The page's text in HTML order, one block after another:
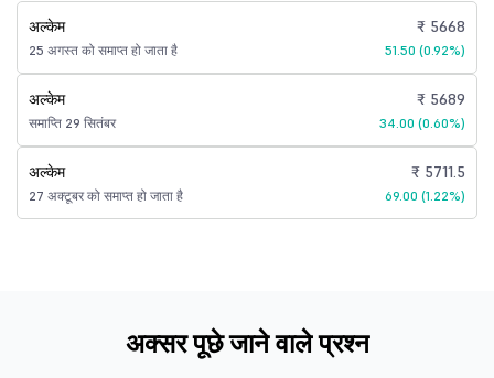
अल्केम
25 अगस्त को समाप्त हो जाता है
₹ 5668
51.50 (0.92%)
अल्केम
समाप्ति 29 सितंबर
₹ 5689
34.00 (0.60%)
अल्केम
27 अक्टूबर को समाप्त हो जाता है
₹ 5711.5
69.00 (1.22%)
अक्सर पूछे जाने वाले प्रश्न